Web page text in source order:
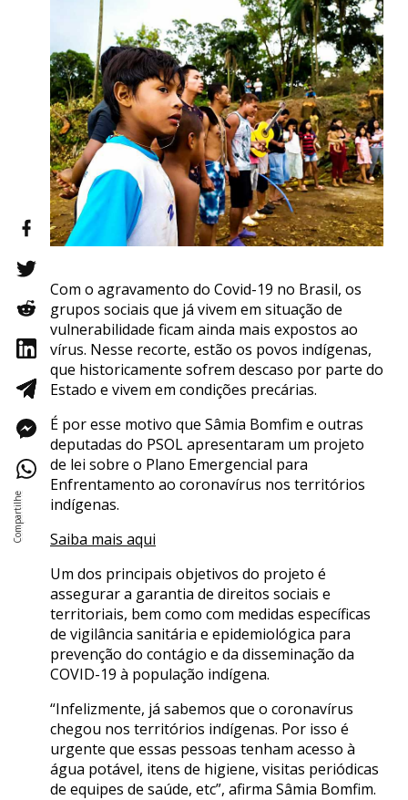
Com o agravamento do Covid-19 no Brasil, os
grupos sociais que já vivem em situação de
vulnerabilidade ficam ainda mais expostos ao
vírus. Nesse recorte, estão os povos indígenas,
que historicamente sofrem descaso por parte do
Estado e vivem em condições precárias.
É por esse motivo que Sâmia Bomfim e outras
deputadas do PSOL apresentaram um projeto
de lei sobre o Plano Emergencial para
Enfrentamento ao coronavírus nos territórios
indígenas.
Saiba mais aqui
Um dos principais objetivos do projeto é
assegurar a garantia de direitos sociais e
territoriais, bem como com medidas específicas
de vigilância sanitária e epidemiológica para
prevenção do contágio e da disseminação da
COVID-19 à população indígena.
“Infelizmente, já sabemos que o coronavírus
chegou nos territórios indígenas. Por isso é
urgente que essas pessoas tenham acesso à
água potável, itens de higiene, visitas periódicas
de equipes de saúde, etc”, afirma Sâmia Bomfim.